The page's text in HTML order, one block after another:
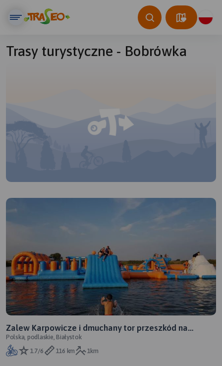
Trasy turystyczne - Bobrówka
Zalew Karpowicze i dmuchany tor przeszkód na
wodzie
Polska, podlaskie, Białystok
1.7/6
116 km 1km